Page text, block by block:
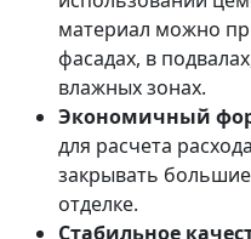
материал можно
фасадах, в
влажных зонах.
Экономичный
для расчета
закрывать
отделке.
Стабильное